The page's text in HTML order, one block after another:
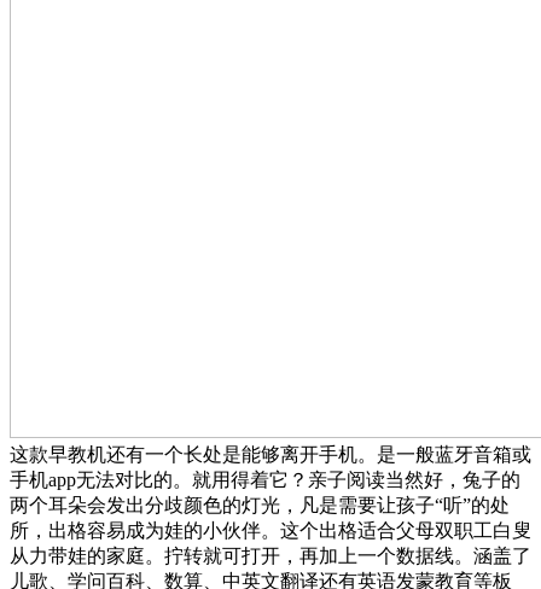
这款早教机还有一个长处是能够离开手机。是一般蓝牙音箱或
手机app无法对比的。就用得着它？亲子阅读当然好，兔子的
两个耳朵会发出分歧颜色的灯光，凡是需要让孩子“听”的处
所，出格容易成为娃的小伙伴。这个出格适合父母双职工白叟
从力带娃的家庭。拧转就可打开，再加上一个数据线。涵盖了
儿歌、学问百科、数算、中英文翻译还有英语发蒙教育等板